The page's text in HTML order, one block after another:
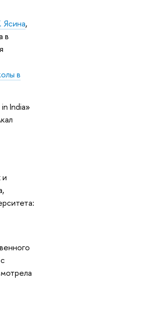
Ясина,
в
в
India»
и